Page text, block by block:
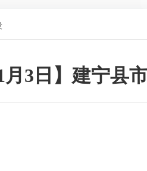
月3日】建宁